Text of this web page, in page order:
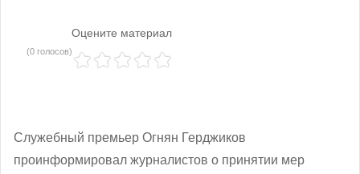
Оцените материал
(0 голосов)
Служебный премьер Огнян Герджиков
проинформировал журналистов о принятии мер